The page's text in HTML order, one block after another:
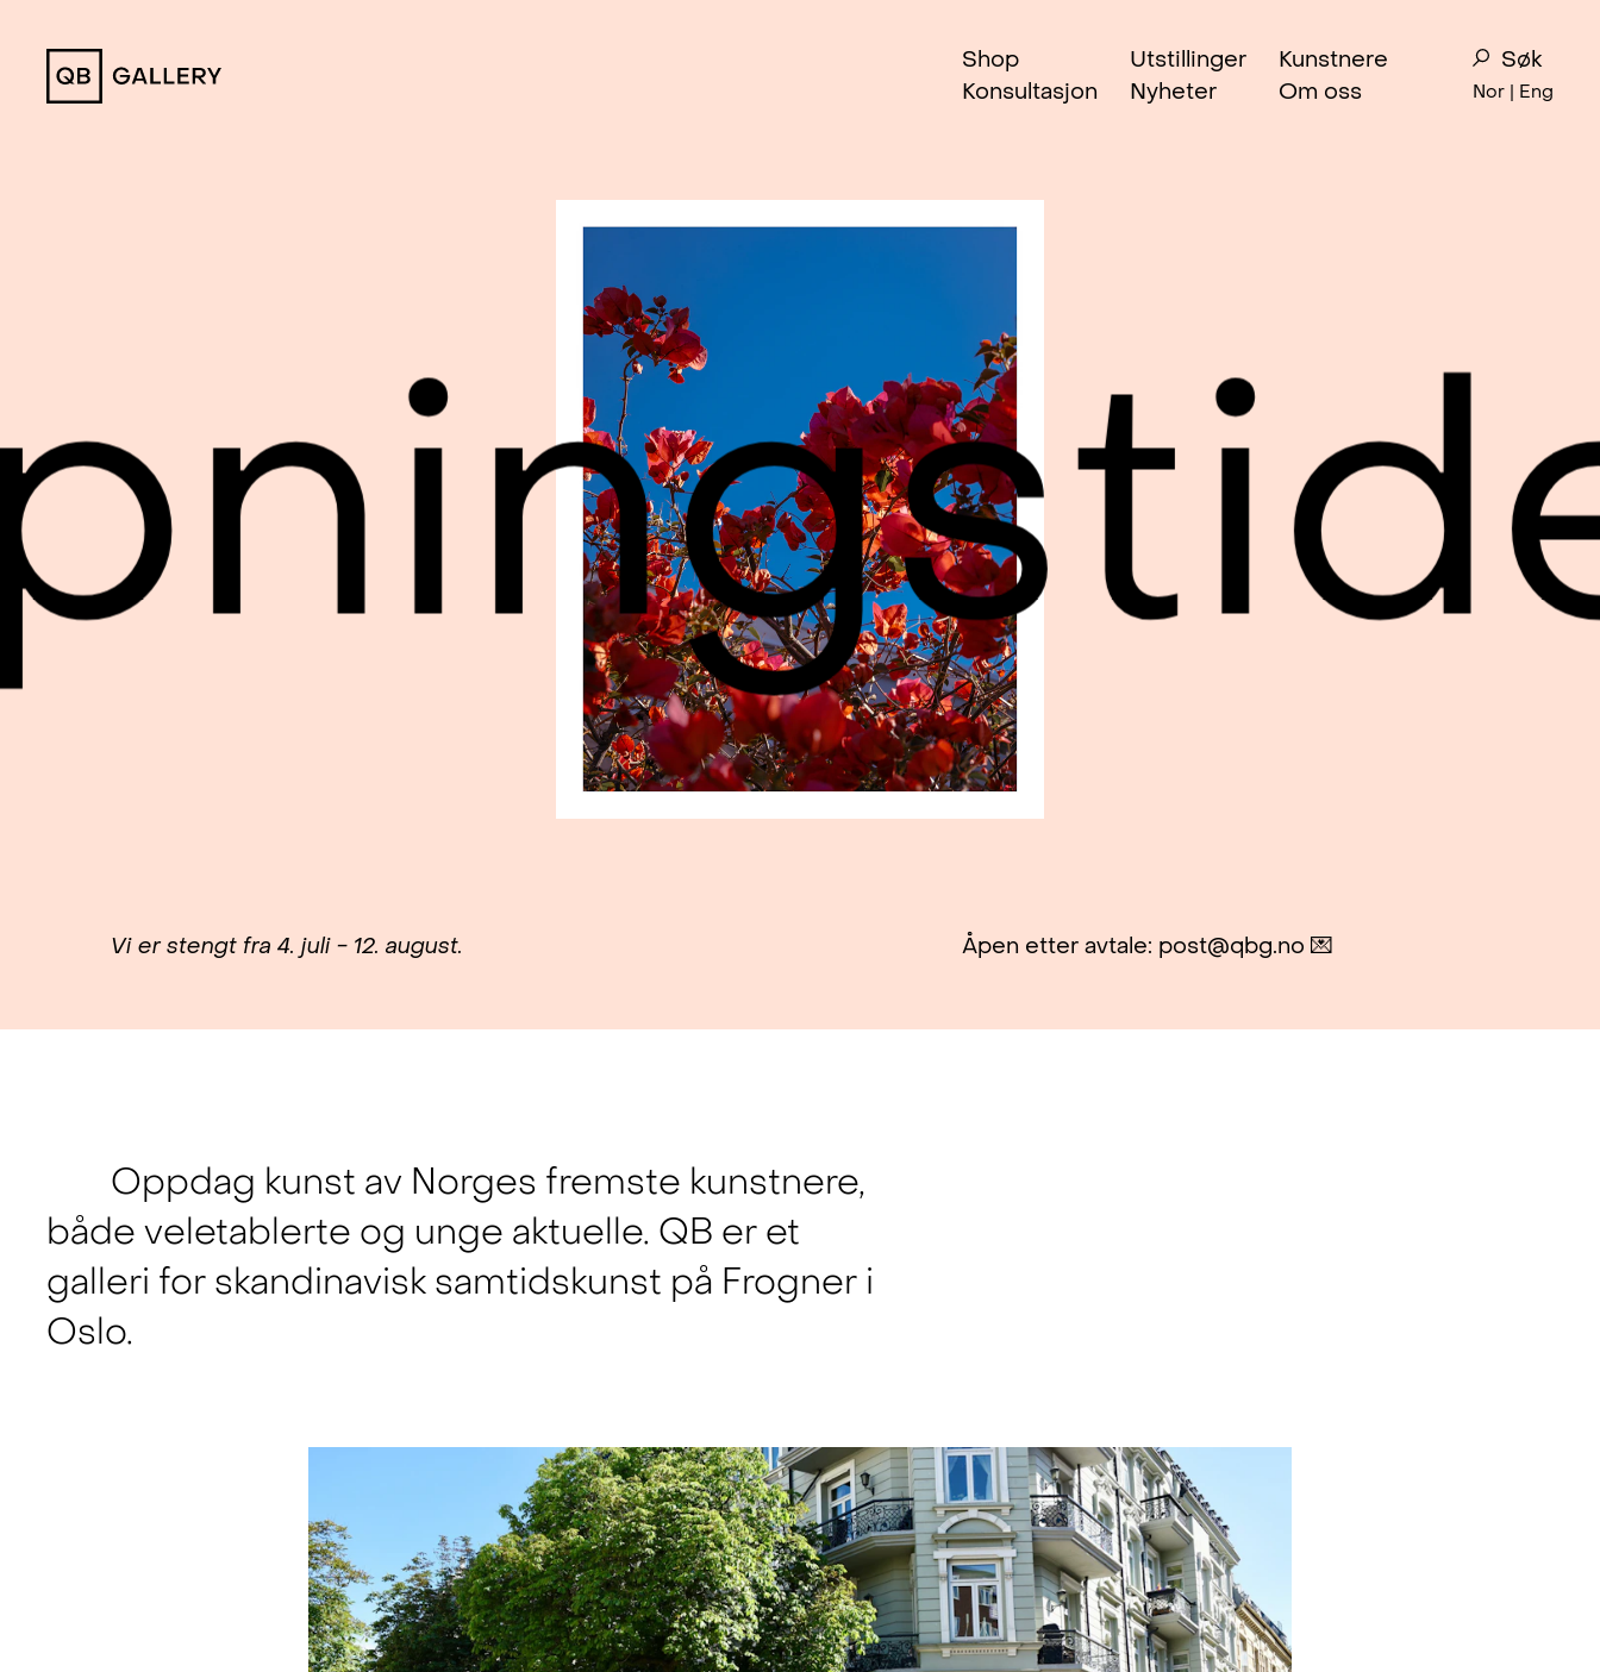
QB Gallery Shop Utstillinger
Kunstnere
Konsultasjon
Nyheter Om oss
Søk
Nor | Eng
Vi er stengt fra 4. juli - 12. august. Åpen etter avtale: post@qbg.no 💌
Oppdag kunst av Norges fremste kunstnere,
både veletablerte og unge aktuelle. QB er et
galleri for skandinavisk samtidskunst på Frogner i
Oslo.